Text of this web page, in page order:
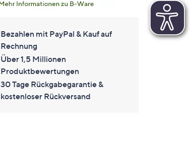
Bezahlen mit PayPal & Kauf auf
Rechnung
Über 1,5 Millionen
Produktbewertungen
30 Tage Rückgabegarantie &
kostenloser Rückversand